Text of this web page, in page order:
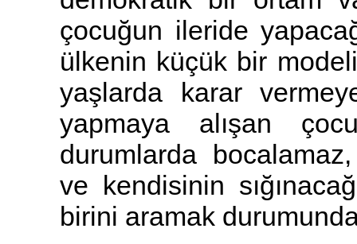
çocuğun ileride
ülkenin küçük bir
yaşlarda karar
yapmaya alışan
durumlarda
ve kendisinin
birini aramak